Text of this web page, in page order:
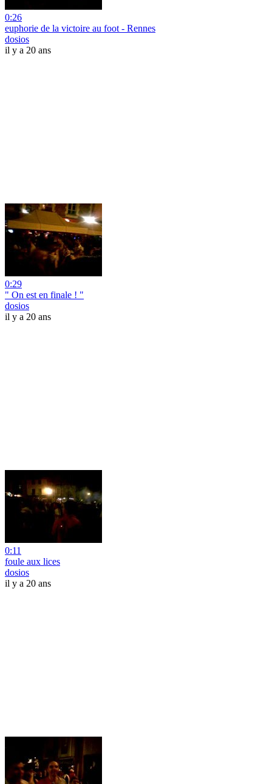
0:26
euphorie de la victoire au foot - Rennes
dosios
il y a 20 ans
0:29
" On est en finale ! "
dosios
il y a 20 ans
0:11
foule aux lices
dosios
il y a 20 ans